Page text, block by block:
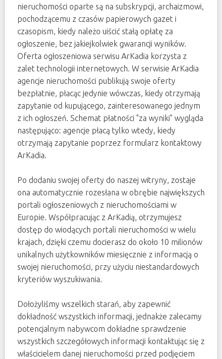
nieruchomości oparte są na subskrypcji, archaizmowi,
pochodzącemu z czasów papierowych gazet i
czasopism, kiedy należo uiścić stałą opłatę za
ogłoszenie, bez jakiejkolwiek gwarancji wyników.
Oferta ogłoszeniowa serwisu ArKadia korzysta z
zalet technologii internetowych. W serwisie ArKadia
agencje nieruchomości publikują swoje oferty
bezpłatnie, płacąc jedynie wówczas, kiedy otrzymają
zapytanie od kupującego, zainteresowanego jednym
z ich ogłoszeń. Schemat płatności "za wyniki" wygląda
następująco: agencje płacą tylko wtedy, kiedy
otrzymają zapytanie poprzez formularz kontaktowy
ArKadia.
Po dodaniu swojej oferty do naszej witryny, zostaje
ona automatycznie rozesłana w obrębie największych
portali ogłoszeniowych z nieruchomościami w
Europie. Współpracując z ArKadią, otrzymujesz
dostęp do wiodących portali nieruchomości w wielu
krajach, dzięki czemu docierasz do około 10 milionów
unikalnych użytkowników miesięcznie z informacją o
swojej nieruchomości, przy użyciu niestandardowych
kryteriów wyszukiwania.
Dołożyliśmy wszelkich starań, aby zapewnić
dokładność wszystkich informacji, jednakże zalecamy
potencjalnym nabywcom dokładne sprawdzenie
wszystkich szczegółowych informacji kontaktując się z
właścicielem danej nieruchomości przed podjęciem